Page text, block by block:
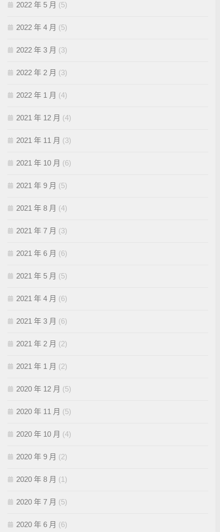
2022 年 5 月 (5)
2022 年 4 月 (5)
2022 年 3 月 (3)
2022 年 2 月 (3)
2022 年 1 月 (4)
2021 年 12 月 (4)
2021 年 11 月 (3)
2021 年 10 月 (6)
2021 年 9 月 (5)
2021 年 8 月 (4)
2021 年 7 月 (3)
2021 年 6 月 (6)
2021 年 5 月 (5)
2021 年 4 月 (6)
2021 年 3 月 (6)
2021 年 2 月 (2)
2021 年 1 月 (2)
2020 年 12 月 (5)
2020 年 11 月 (5)
2020 年 10 月 (4)
2020 年 9 月 (2)
2020 年 8 月 (1)
2020 年 7 月 (5)
2020 年 6 月 (6)